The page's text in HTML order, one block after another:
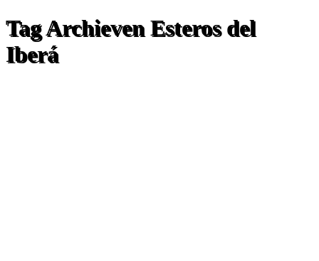
Tag Archieven Esteros del
Iberá